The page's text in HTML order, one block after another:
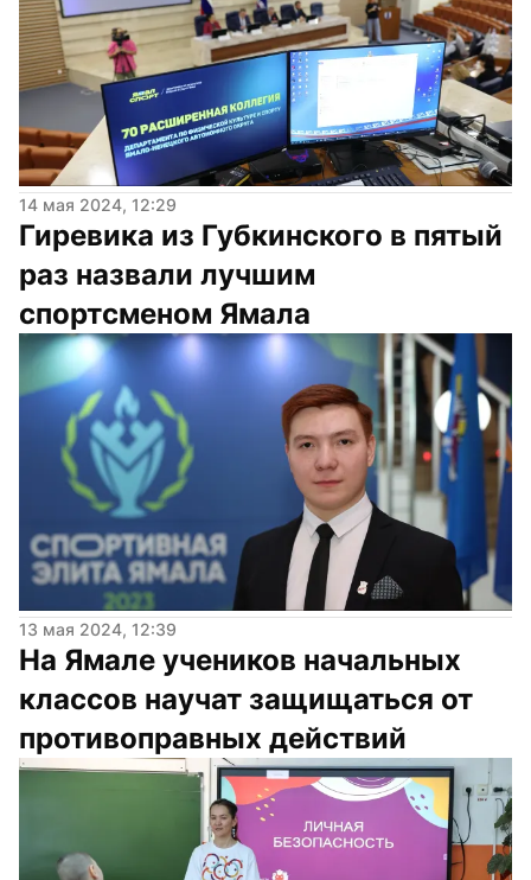
14 мая 2024, 12:29
Гиревика из Губкинского в пятый
раз назвали лучшим
спортсменом Ямала
13 мая 2024, 12:39
На Ямале учеников начальных
классов научат защищаться от
противоправных действий